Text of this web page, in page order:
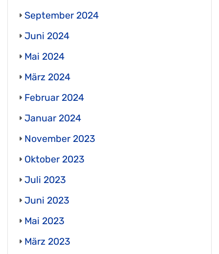
September 2024
Juni 2024
Mai 2024
März 2024
Februar 2024
Januar 2024
November 2023
Oktober 2023
Juli 2023
Juni 2023
Mai 2023
März 2023